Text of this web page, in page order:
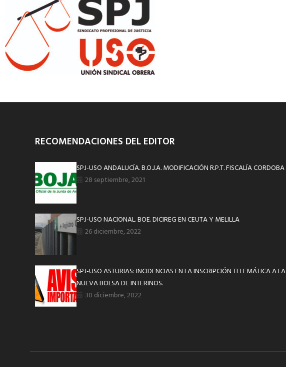
RECOMENDACIONES DEL EDITOR
SPJ-USO ANDALUCÍA. B.O.J.A. MODIFICACIÓN R.P.T. FISCALÍA CORDOBA
28 septiembre, 2021
SPJ-USO NACIONAL. BOE. DICIREG EN CEUTA Y MELILLA
26 diciembre, 2022
SPJ-USO ASTURIAS: INCIDENCIAS EN LA INSCRIPCIÓN TELEMÁTICA A LA
NUEVA BOLSA DE INTERINOS.
30 diciembre, 2022